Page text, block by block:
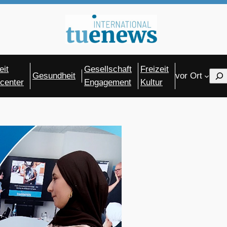
Gesundheit
Gesellschaft
Engagement
Freizeit
Kultur
vor Ort